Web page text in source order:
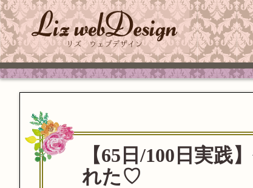
【65日/100日実践
れた♡